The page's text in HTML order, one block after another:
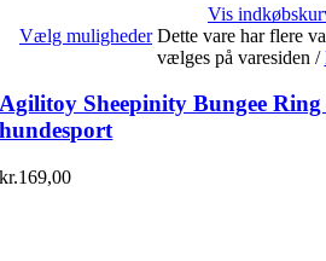
Vis
Vælg muligheder Dette vare har flere
vælges på varesiden /
Agilitoy Sheepinity Bungee
hundesport
kr.169,00